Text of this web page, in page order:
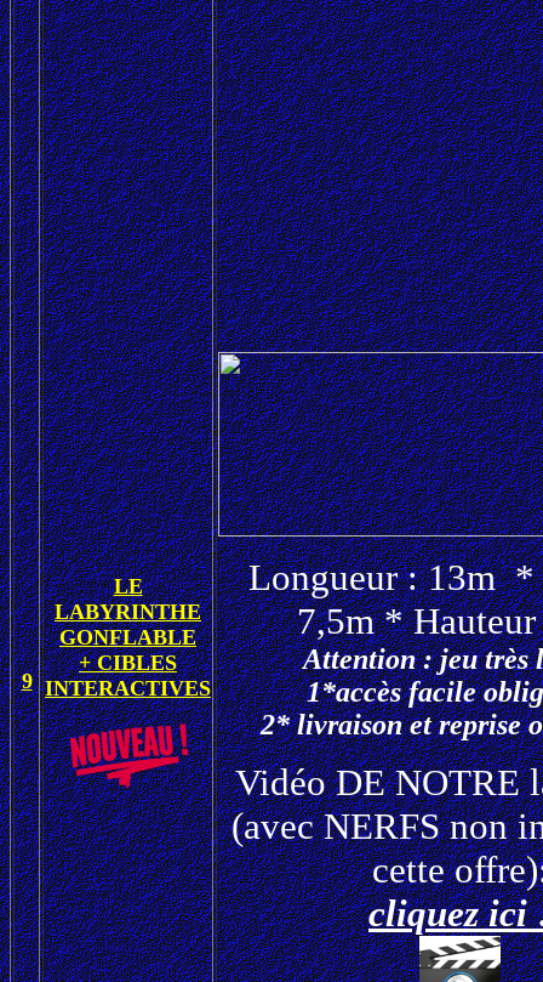
9
LE
LABYRINTHE
GONFLABLE
+ CIBLES
INTERACTIVES
Longueur : 13m
7,5m *
Attention : jeu très
1*accès facile
2* livraison et reprise
Vidéo DE NOTRE
(avec NERFS non
cette
cliquez ici